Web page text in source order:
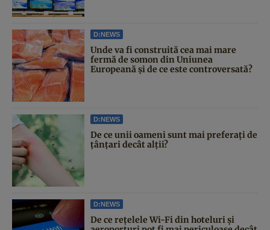
D:NEWS
Unde va fi construită cea mai mare
fermă de somon din Uniunea
Europeană și de ce este controversată?
D:NEWS
De ce unii oameni sunt mai preferați de
țânțari decât alții?
D:NEWS
De ce rețelele Wi-Fi din hoteluri și